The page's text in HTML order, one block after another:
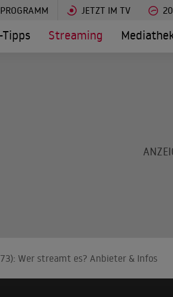
JETZT IM TV
Tipps Streaming
Wer streamt es? Anbieter & Infos